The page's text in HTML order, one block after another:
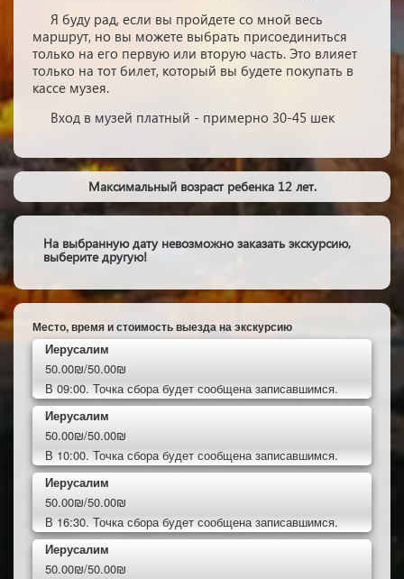
Я буду рад, если вы пройдете со мной весь
маршрут, но вы можете выбрать присоединиться
только на его первую или вторую часть. Это влияет
только на тот билет, который вы будете покупать в
кассе музея.
Вход в музей платный - примерно 30-45 шек
Максимальный возраст ребенка 12 лет.
На выбранную дату невозможно заказать экскурсию,
выберите другую!
Место, время и стоимость выезда на экскурсию
Иерусалим
50.00₪/50.00₪
В 09:00. Точка сбора будет сообщена записавшимся.
Иерусалим
50.00₪/50.00₪
В 10:00. Точка сбора будет сообщена записавшимся.
Иерусалим
50.00₪/50.00₪
В 16:30. Точка сбора будет сообщена записавшимся.
Иерусалим
50.00₪/50.00₪